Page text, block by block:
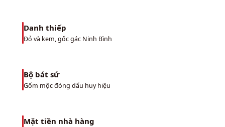
04
Danh thiếp
Đỏ và kem, gốc gác Ninh Bình
05
Bộ bát sứ
Gốm mộc đóng dấu huy hiệu
06
Mặt tiền nhà hàng